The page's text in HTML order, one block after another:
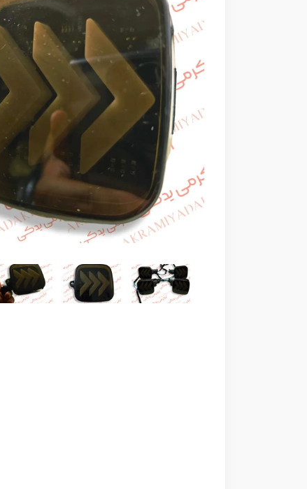
افراد‌ این کالا را برایبار چندم‌خریدن